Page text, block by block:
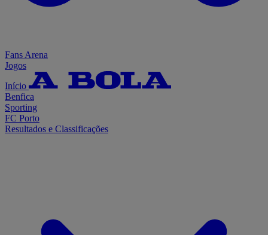
Fans Arena
Jogos
Início
Benfica
Sporting
FC Porto
Resultados e Classificações